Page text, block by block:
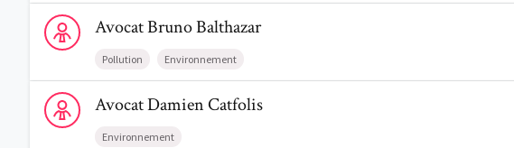
Voir le profil de AvocatBruno Balthazar
AvocatBrunoBalthazar
Pollution Environnement
Voir le profil de AvocatDamien Catfolis
AvocatDamienCatfolis
Environnement